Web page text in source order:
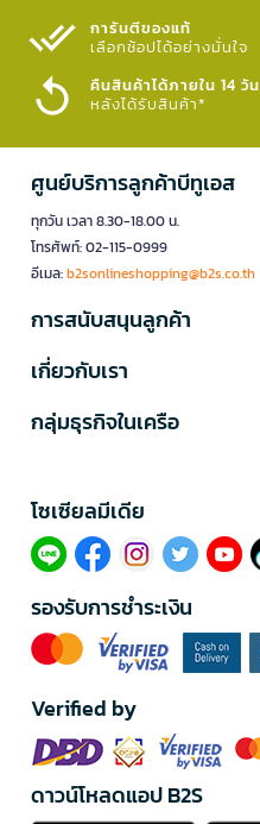
การันตีของแท้
เลือกช้อปได้อย่างมั่นใจ​
คืนสินค้าได้ภายใน 14 วัน
หลังได้รับสินค้า*
ศูนย์บริการลูกค้าบีทูเอส
ทุกวัน เวลา 8.30-18.00 น.
โทรศัพท์: 02-115-0999
อีเมล:b2sonlineshopping@b2s.co.th
การสนับสนุนลูกค้า
เกี่ยวกับเรา
กลุ่มธุรกิจในเครือ
โซเซียลมีเดีย​
รองรับการชำระเงิน
Verified by
ดาวน์โหลดแอป B2S